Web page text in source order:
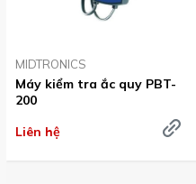
MIDTRONICS
Máy kiểm tra ắc quy PBT-
200
Liên hệ